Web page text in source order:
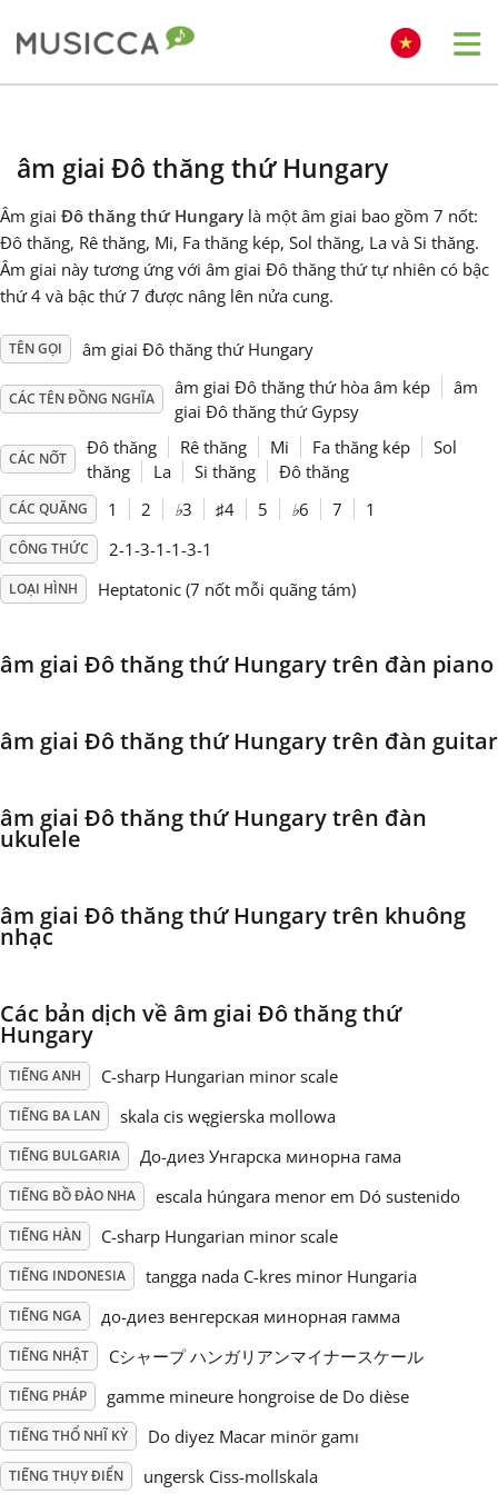
English
Español
Français
Italiano
日本語
Русский
Svenska
Tiếng Việt
Türkçe
Українська
简体中文
繁體中文
âm giai Đô thăng thứ Hungary
Âm giai Đô thăng thứ Hungary là một âm giai bao gồm 7 nốt:
Đô thăng, Rê thăng, Mi, Fa thăng kép, Sol thăng, La và Si thăng.
Âm giai này tương ứng với âm giai Đô thăng thứ tự nhiên có bậc
thứ 4 và bậc thứ 7 được nâng lên nửa cung.
TÊN GỌI âm giai Đô thăng thứ Hungary
CÁC TÊN ĐỒNG NGHĨA
âm giai Đô thăng thứ hòa âm kép
âm
giai Đô thăng thứ Gypsy
CÁC NỐT
Đô thăng Rê thăng Mi Fa thăng kép
Sol
thăng
La Si thăng Đô thăng
CÁC QUÃNG 1 2 ♭3 ♯4 5 ♭6 7 1
CÔNG THỨC 2-1-3-1-1-3-1
LOẠI HÌNH Heptatonic (7 nốt mỗi quãng tám)
âm giai Đô thăng thứ Hungary trên đàn piano
âm giai Đô thăng thứ Hungary trên đàn guitar
âm giai Đô thăng thứ Hungary trên đàn
ukulele
âm giai Đô thăng thứ Hungary trên khuông
nhạc
Các bản dịch về âm giai Đô thăng thứ
Hungary
TIẾNG ANH C-sharp Hungarian minor scale
TIẾNG BA LAN skala cis węgierska mollowa
TIẾNG BULGARIA До-диез Унгарска минорна гама
TIẾNG BỒ ĐÀO NHA escala húngara menor em Dó sustenido
TIẾNG HÀN C-sharp Hungarian minor scale
TIẾNG INDONESIA tangga nada C-kres minor Hungaria
TIẾNG NGA до-диез венгерская минорная гамма
TIẾNG NHẬT Cシャープ ハンガリアンマイナースケール
TIẾNG PHÁP gamme mineure hongroise de Do dièse
TIẾNG THỔ NHĨ KỲ Do diyez Macar minör gamı
TIẾNG THỤY ĐIỂN ungersk Ciss-mollskala